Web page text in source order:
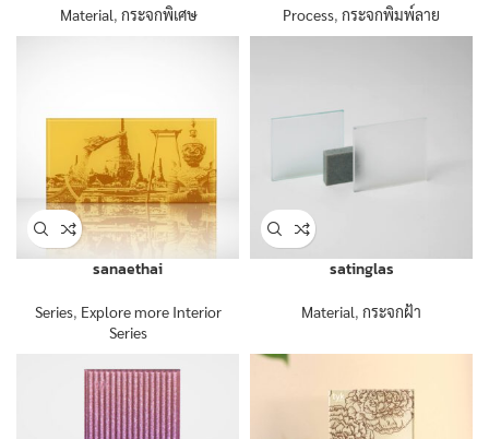
Material, กระจกพิเศษ Process, กระจกพิมพ์ลาย
sanaethai
Series, Explore more Interior
Series
satinglas
Material, กระจกฝ้า